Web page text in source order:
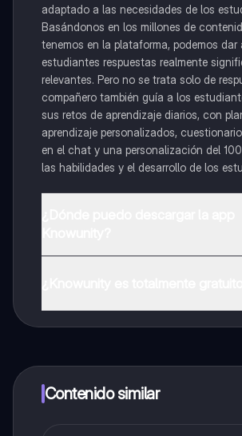
adaptado a las necesidades de los
Basándonos en los millones de
tenemos en la plataforma, podemos dar
estudiantes respuestas realmente
relevantes. Pero no se trata solo de
compañero también guía a los
sus retos de aprendizaje diarios, con
aprendizaje personalizados,
en el chat y una personalización del
las habilidades y el desarrollo de los
a determinadas funciones.
Contenido similar